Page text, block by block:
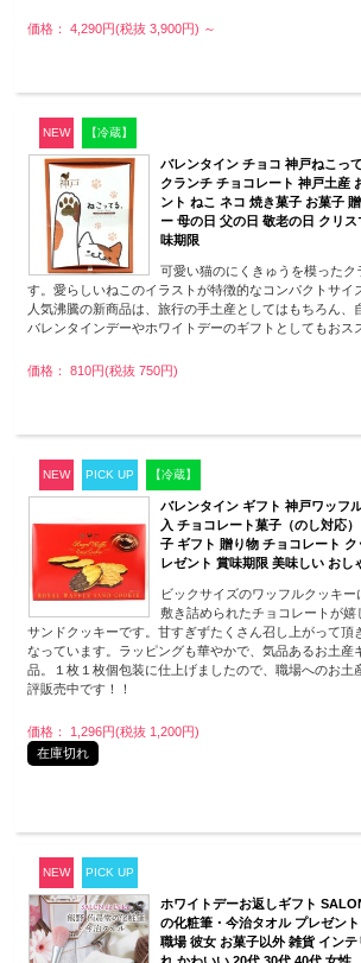
価格： 4,290円(税抜 3,900円) ～
NEW 【冷蔵】
バレンタイン チョコ 神戸ねこっ
クランチ チョコレート 神戸土産
ント ねこ ネコ 焼き菓子 お菓子
ー 母の日 父の日 敬老の日 クリ
味期限
可愛い猫のにくきゅうを模った
す。愛らしいねこのイラストが特徴的なコンパクトサイ
人気沸騰の新商品は、旅行の手土産としてはもちろん、
バレンタインデーやホワイトデーのギフトとしてもおス
価格： 810円(税抜 750円)
NEW PICK UP 【冷蔵】
バレンタイン ギフト 神戸ワッフ
入 チョコレート菓子（のし対応
子 ギフト 贈り物 チョコレート
レゼント 賞味期限 美味しい おし
ビックサイズのワッフルクッキ
敷き詰められたチョコレートが嬉
サンドクッキーです。甘すぎずたくさん召し上がって頂
なっています。ラッピングも華やかで、気品あるお土産
品。１枚１枚個包装に仕上げましたので、職場へのお土
評販売中です！！
価格： 1,296円(税抜 1,200円)
在庫切れ
NEW PICK UP
ホワイトデーお返しギフト
の化粧筆・今治タオル プレゼン
職場 彼女 お菓子以外 雑貨 イン